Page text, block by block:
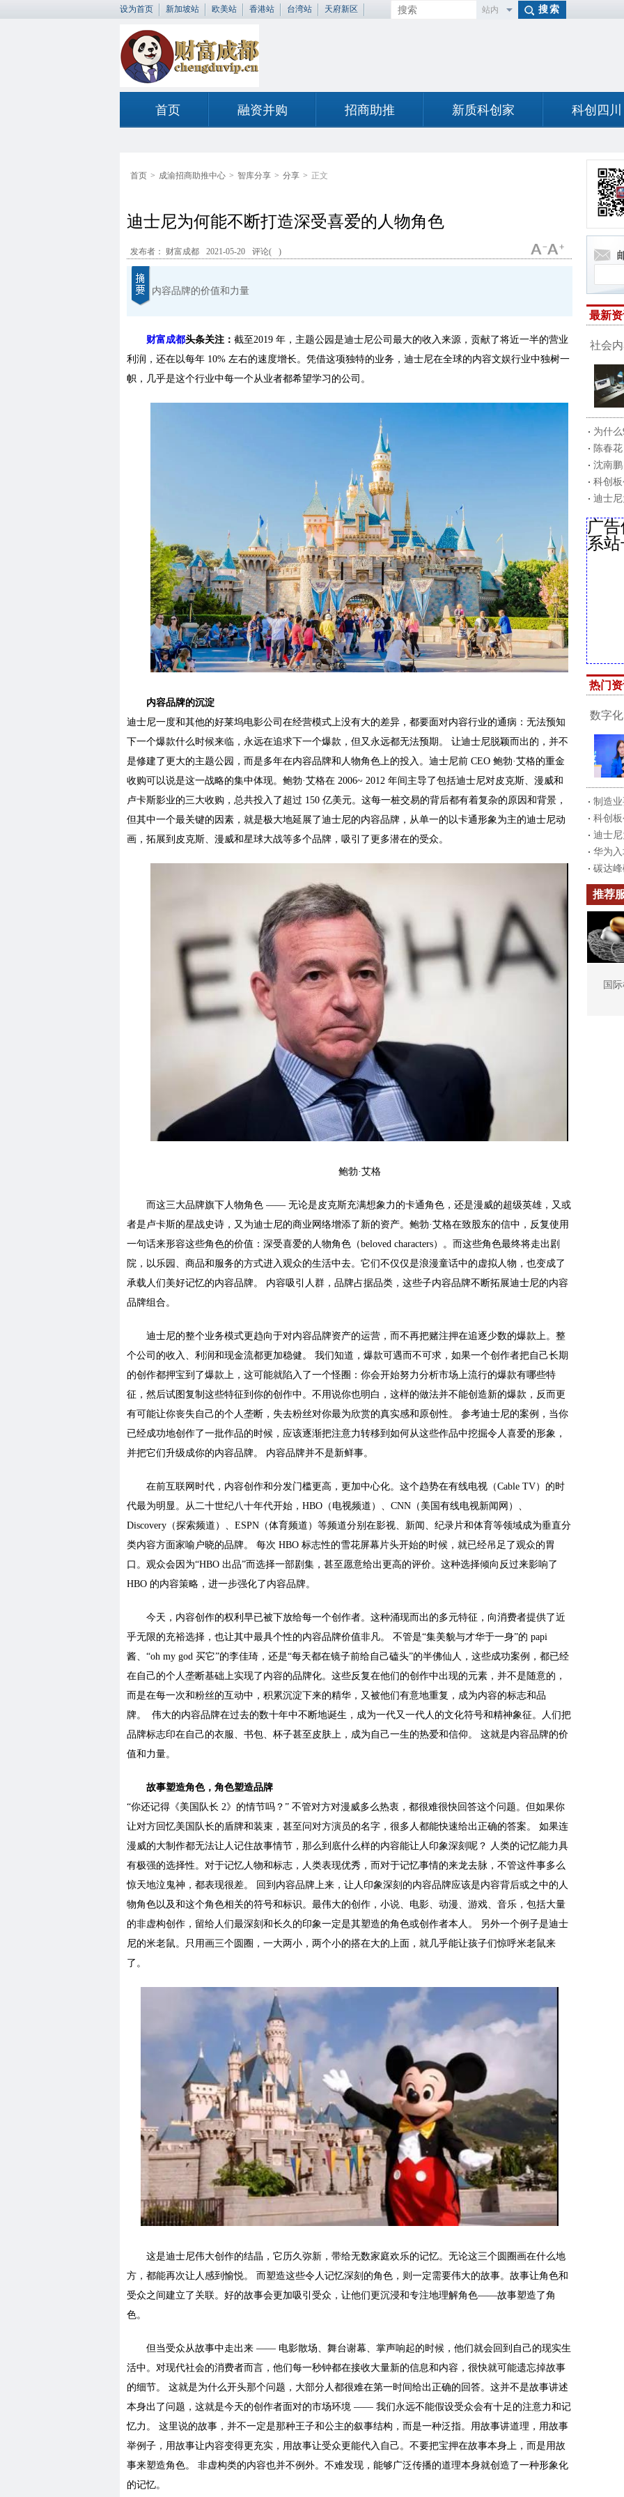
设为首页 新加坡站 欧美站 香港站 台湾站 天府新区
站内
首页 融资并购 招商助推 新质科创家 科创四川
首页 > 成渝招商助推中心 > 智库分享 > 分享 > 正文
迪士尼为何能不断打造深受喜爱的人物角色
发布者： 财富成都 2021-05-20 评论( )
内容品牌的价值和力量
财富成都头条关注： 截至2019 年，主题公园是迪士尼公司最大的收入来源，贡献了将近一半的营业
利润，还在以每年 10% 左右的速度增长。凭借这项独特的业务，迪士尼在全球的内容文娱行业中独树一
帜，几乎是这个行业中每一个从业者都希望学习的公司。
内容品牌的沉淀
迪士尼一度和其他的好莱坞电影公司在经营模式上没有大的差异，都要面对内容行业的通病：无法预知
下一个爆款什么时候来临，永远在追求下一个爆款，但又永远都无法预期。 让迪士尼脱颖而出的，并不
是修建了更大的主题公园，而是多年在内容品牌和人物角色上的投入。迪士尼前 CEO 鲍勃·艾格的重金
收购可以说是这一战略的集中体现。鲍勃·艾格在 2006~ 2012 年间主导了包括迪士尼对皮克斯、漫威和
卢卡斯影业的三大收购，总共投入了超过 150 亿美元。这每一桩交易的背后都有着复杂的原因和背景，
但其中一个最关键的因素，就是极大地延展了迪士尼的内容品牌，从单一的以卡通形象为主的迪士尼动
画，拓展到皮克斯、漫威和星球大战等多个品牌，吸引了更多潜在的受众。
鲍勃·艾格
而这三大品牌旗下人物角色 —— 无论是皮克斯充满想象力的卡通角色，还是漫威的超级英雄，又或
者是卢卡斯的星战史诗，又为迪士尼的商业网络增添了新的资产。鲍勃·艾格在致股东的信中，反复使用
一句话来形容这些角色的价值：深受喜爱的人物角色（beloved characters）。而这些角色最终将走出剧
院，以乐园、商品和服务的方式进入观众的生活中去。它们不仅仅是浪漫童话中的虚拟人物，也变成了
承载人们美好记忆的内容品牌。 内容吸引人群，品牌占据品类，这些子内容品牌不断拓展迪士尼的内容
品牌组合。
迪士尼的整个业务模式更趋向于对内容品牌资产的运营，而不再把赌注押在追逐少数的爆款上。整
个公司的收入、利润和现金流都更加稳健。 我们知道，爆款可遇而不可求，如果一个创作者把自己长期
的创作都押宝到了爆款上，这可能就陷入了一个怪圈：你会开始努力分析市场上流行的爆款有哪些特
征，然后试图复制这些特征到你的创作中。不用说你也明白，这样的做法并不能创造新的爆款，反而更
有可能让你丧失自己的个人垄断，失去粉丝对你最为欣赏的真实感和原创性。 参考迪士尼的案例，当你
已经成功地创作了一批作品的时候，应该逐渐把注意力转移到如何从这些作品中挖掘令人喜爱的形象，
并把它们升级成你的内容品牌。 内容品牌并不是新鲜事。
在前互联网时代，内容创作和分发门槛更高，更加中心化。这个趋势在有线电视（Cable TV）的时
代最为明显。从二十世纪八十年代开始，HBO（电视频道）、CNN（美国有线电视新闻网）、
Discovery（探索频道）、ESPN（体育频道）等频道分别在影视、新闻、纪录片和体育等领域成为垂直分
类内容方面家喻户晓的品牌。 每次 HBO 标志性的雪花屏幕片头开始的时候，就已经吊足了观众的胃
口。观众会因为“HBO 出品”而选择一部剧集，甚至愿意给出更高的评价。这种选择倾向反过来影响了
HBO 的内容策略，进一步强化了内容品牌。
今天，内容创作的权利早已被下放给每一个创作者。这种涌现而出的多元特征，向消费者提供了近
乎无限的充裕选择，也让其中最具个性的内容品牌价值非凡。 不管是“集美貌与才华于一身”的 papi
酱、“oh my god 买它”的李佳琦，还是“每天都在镜子前给自己磕头”的半佛仙人，这些成功案例，都已经
在自己的个人垄断基础上实现了内容的品牌化。这些反复在他们的创作中出现的元素，并不是随意的，
而是在每一次和粉丝的互动中，积累沉淀下来的精华，又被他们有意地重复，成为内容的标志和品
牌。 伟大的内容品牌在过去的数十年中不断地诞生，成为一代又一代人的文化符号和精神象征。人们把
品牌标志印在自己的衣服、书包、杯子甚至皮肤上，成为自己一生的热爱和信仰。 这就是内容品牌的价
值和力量。
故事塑造角色，角色塑造品牌
“你还记得《美国队长 2》的情节吗？” 不管对方对漫威多么热衷，都很难很快回答这个问题。但如果你
让对方回忆美国队长的盾牌和装束，甚至问对方演员的名字，很多人都能快速给出正确的答案。 如果连
漫威的大制作都无法让人记住故事情节，那么到底什么样的内容能让人印象深刻呢？ 人类的记忆能力具
有极强的选择性。对于记忆人物和标志，人类表现优秀，而对于记忆事情的来龙去脉，不管这件事多么
惊天地泣鬼神，都表现很差。 回到内容品牌上来，让人印象深刻的内容品牌应该是内容背后或之中的人
物角色以及和这个角色相关的符号和标识。最伟大的创作，小说、电影、动漫、游戏、音乐，包括大量
的非虚构创作，留给人们最深刻和长久的印象一定是其塑造的角色或创作者本人。 另外一个例子是迪士
尼的米老鼠。只用画三个圆圈，一大两小，两个小的搭在大的上面，就几乎能让孩子们惊呼米老鼠来
了。
这是迪士尼伟大创作的结晶，它历久弥新，带给无数家庭欢乐的记忆。无论这三个圆圈画在什么地
方，都能再次让人感到愉悦。 而塑造这些令人记忆深刻的角色，则一定需要伟大的故事。故事让角色和
受众之间建立了关联。好的故事会更加吸引受众，让他们更沉浸和专注地理解角色——故事塑造了角
色。
但当受众从故事中走出来 —— 电影散场、舞台谢幕、掌声响起的时候，他们就会回到自己的现实生
活中。对现代社会的消费者而言，他们每一秒钟都在接收大量新的信息和内容，很快就可能遗忘掉故事
的细节。 这就是为什么开头那个问题，大部分人都很难在第一时间给出正确的回答。这并不是故事讲述
本身出了问题，这就是今天的创作者面对的市场环境 —— 我们永远不能假设受众会有十足的注意力和记
忆力。 这里说的故事，并不一定是那种王子和公主的叙事结构，而是一种泛指。用故事讲道理，用故事
举例子，用故事让内容变得更充实，用故事让受众更能代入自己。不要把宝押在故事本身上，而是用故
事来塑造角色。 非虚构类的内容也并不例外。不难发现，能够广泛传播的道理本身就创造了一种形象化
的记忆。
最新
社会
为什
陈春
沈南
科创
迪士
广
系
热门
数字
制造
科创
迪士
华为
碳达
推荐
国